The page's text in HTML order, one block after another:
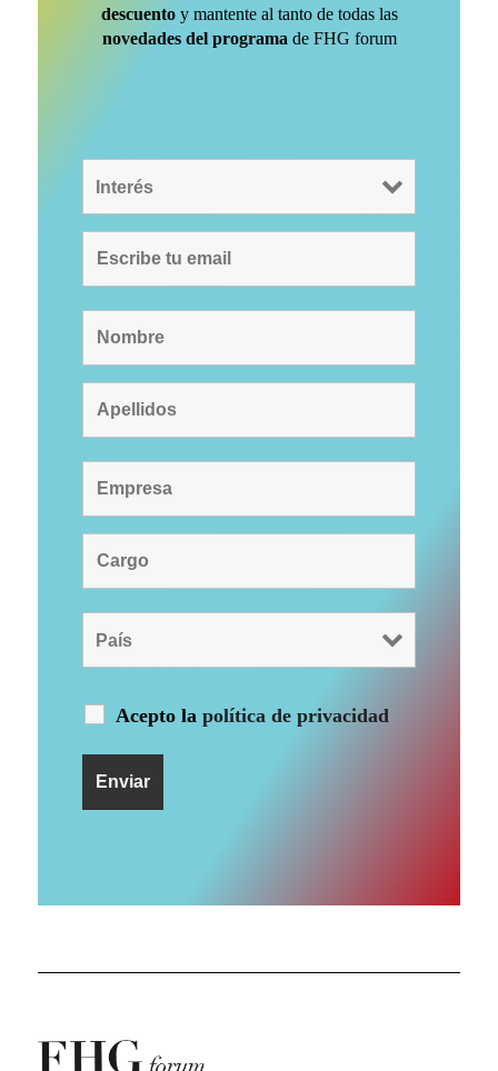
descuentoy mantente al tanto de todas las
novedades del programa de FHG forum
Acepto lapolítica de privacidad